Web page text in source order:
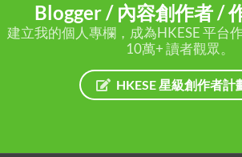
Blogger / 內容創作者 /
建立我的個人專欄，成為HKESE 平台
10萬+ 讀者觀眾。
HKESE 星級創作者計